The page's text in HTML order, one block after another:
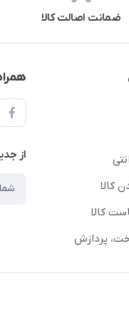
ضمانت اصالت کالا
کالا
کالا
پردازش
از